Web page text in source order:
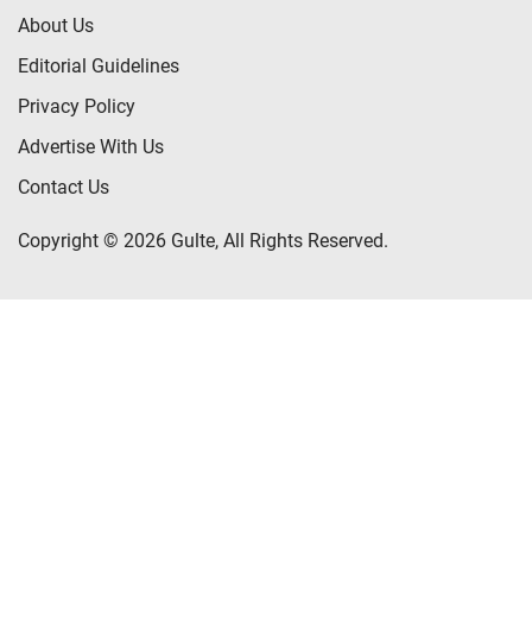
About Us
Editorial Guidelines
Privacy Policy
Advertise With Us
Contact Us
Copyright © 2026 Gulte, All Rights Reserved.